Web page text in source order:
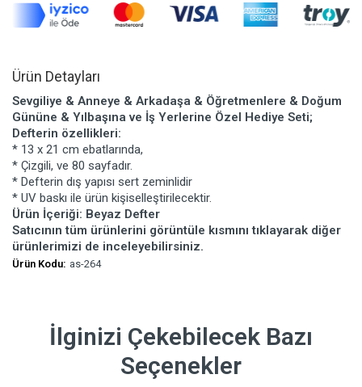
Ürün Detayları
Sevgiliye & Anneye & Arkadaşa & Öğretmenlere & Doğum
Gününe & Yılbaşına ve İş Yerlerine Özel Hediye Seti;
Defterin özellikleri:
* 13 x 21 cm ebatlarında,
* Çizgili, ve 80 sayfadır.
* Defterin dış yapısı sert zeminlidir
* UV baskı ile ürün kişiselleştirilecektir.
Ürün İçeriği: Beyaz Defter
Satıcının tüm ürünlerini görüntüle kısmını tıklayarak diğer
ürünlerimizi de inceleyebilirsiniz.
Ürün Kodu: as-264
İlginizi Çekebilecek Bazı
Seçenekler